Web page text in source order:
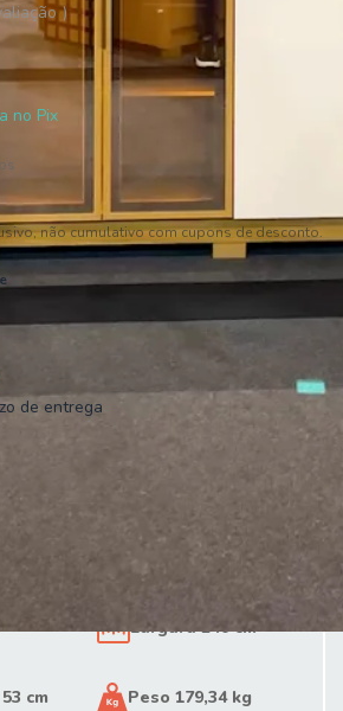
no Pix
não cumulativo com cupons de desconto.
de entrega
Largura 240 cm
cm Peso 179,34 kg